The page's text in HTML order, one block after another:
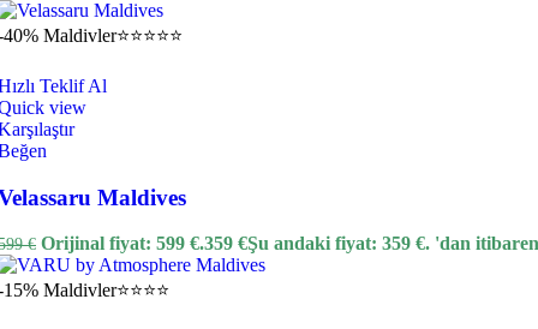
40% Maldivler⭐⭐⭐⭐⭐
Teklif Al
view
Maldives
€ Orijinal fiyat: 599 €.359 €Şu andaki fiyat: 359 €. 'dan itibaren
15% Maldivler⭐⭐⭐⭐